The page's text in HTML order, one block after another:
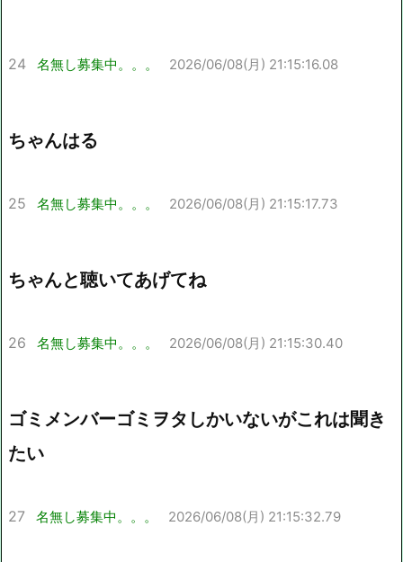
24 名無し募集中。。。 2026/06/08(月) 21:15:16.08
ちゃんはる
25 名無し募集中。。。 2026/06/08(月) 21:15:17.73
ちゃんと聴いてあげてね
26 名無し募集中。。。 2026/06/08(月) 21:15:30.40
ゴミメンバーゴミヲタしかいないがこれは聞き
たい
27 名無し募集中。。。 2026/06/08(月) 21:15:32.79